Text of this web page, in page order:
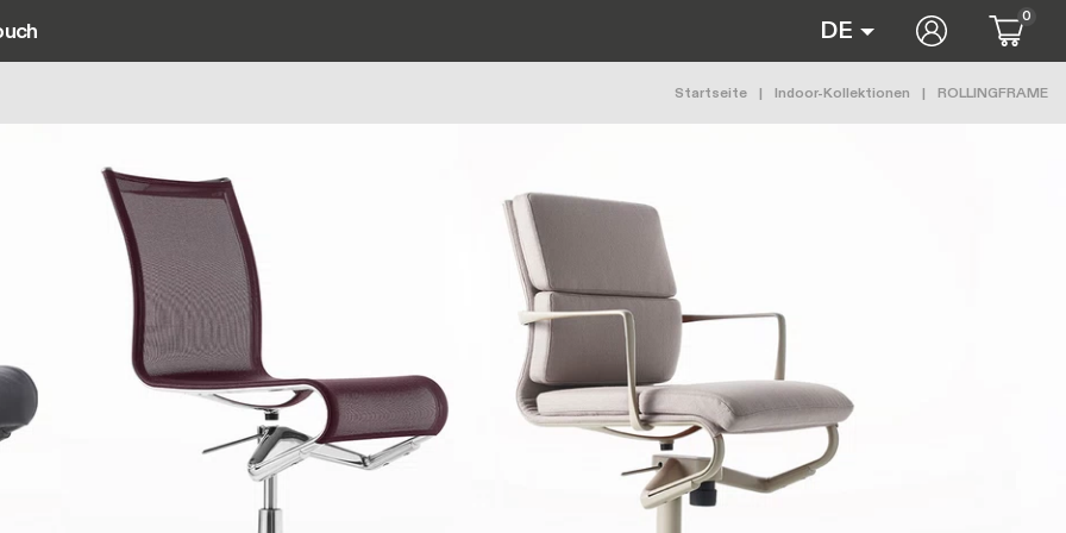
navigation DE User 0
Pfadnavigation
Startseite Indoor-Kollektionen ROLLINGFRAME